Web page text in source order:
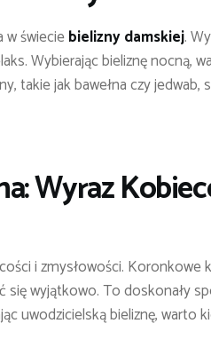
w świeciebielizny damskiej.
Wybierając bieliznę nocną,
takie jak bawełna czy jedwab,
Wyraz
i zmysłowości.
się wyjątkowo. To doskonały
uwodzicielską bieliznę, warto